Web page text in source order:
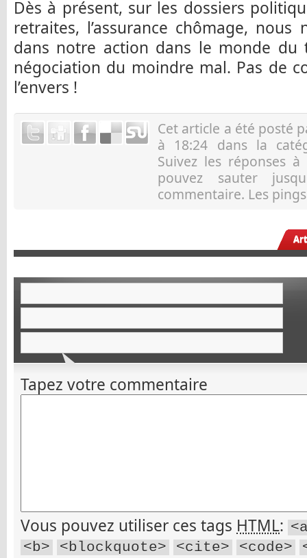
Dès à présent, sur les dossiers
retraites, l’assurance chômage,
dans notre action dans le monde
négociation du moindre mal. Pas de
l’envers !
Cet article a été posté
à 18:24 dans la
Suivez les réponses
pouvez sauter
commentaire. Les
Tapez votre commentaire
Vous pouvez utiliser ces tags HTML:
<b>
<blockquote> <cite> <code>